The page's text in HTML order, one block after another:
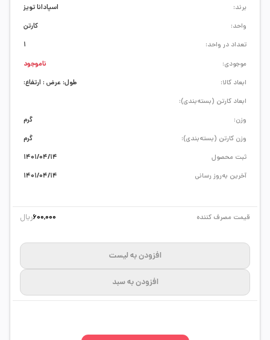
ابعاد کالا:
طول: عرض : ارتفاع:
ابعاد کارتن (بسته‌بندی):
وزن:
گرم
وزن کارتن (بسته‌بندی):
گرم
ثبت محصول
1401/04/14
آخرین به‌روز رسانی
1401/04/14
برند:
اسپادانا تویز
واحد:
کارتن
تعداد در واحد:
1
موجودی:
ناموجود
قیمت مصرف کننده 600,000ریال
افزودن به لیست
افزودن به سبد